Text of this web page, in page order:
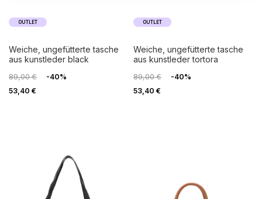
OUTLET
weiche, ungefütterte tasche
aus kunstleder black
89,00 €
-40%
53,40 €
OUTLET
weiche, ungefütterte tasche
aus kunstleder tortora
89,00 €
-40%
53,40 €